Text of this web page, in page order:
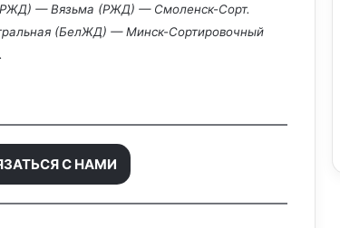
— Вязьма (РЖД) — Смоленск-Сорт.
(БелЖД) — Минск-Сортировочный
С НАМИ